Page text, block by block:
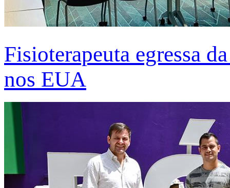
Fisioterapeuta egressa
nos EUA